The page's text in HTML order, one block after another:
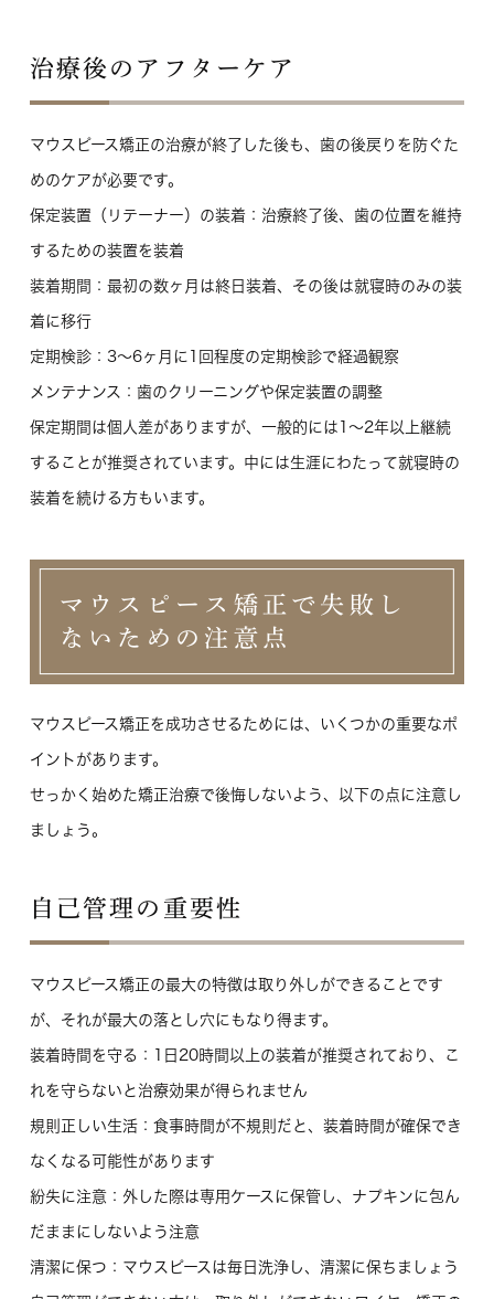
治療後のアフターケア
マウスピース矯正の治療が終了した後も、歯の後戻りを防ぐた
めのケアが必要です。
保定装置（リテーナー）の装着：治療終了後、歯の位置を維持
するための装置を装着
装着期間 ：最初の数ヶ月は終日装着、その後は就寝時のみの装
着に移行
定期検診：3〜6ヶ月に1回程度の定期検診で経過観察
メンテナンス ：歯のクリーニングや保定装置の調整
保定期間は個人差がありますが、一般的には1〜2年以上継続
することが推奨されています。中には生涯にわたって就寝時の
装着を続ける方もいます。
マウスピース矯正で失敗し
ないための注意点
マウスピース矯正を成功させるためには、いくつかの重要なポ
イントがあります。
せっかく始めた矯正治療で後悔しないよう、以下の点に注意し
ましょう。
自己管理の重要性
マウスピース矯正の最大の特徴は取り外しができることです
が、それが最大の落とし穴にもなり得ます。
装着時間を守る ：1日20時間以上の装着が推奨されており、こ
れを守らないと治療効果が得られません
規則正しい生活：食事時間が不規則だと、装着時間が確保でき
なくなる可能性があります
紛失に注意：外した際は専用ケースに保管し、ナプキンに包ん
だままにしないよう注意
清潔に保つ ：マウスピースは毎日洗浄し、清潔に保ちましょう